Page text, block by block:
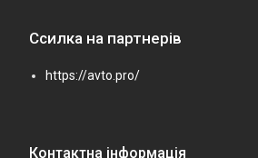
Ссилка на партнерів
https://avto.pro/